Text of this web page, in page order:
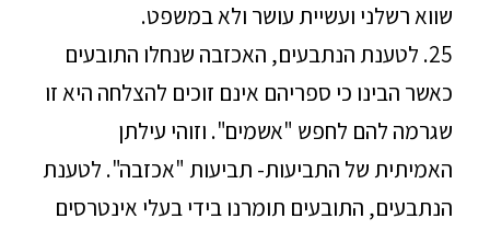
שווא רשלני ועשיית עושר ולא במשפט.
25. לטענת הנתבעים, האכזבה שנחלו התובעים
כאשר הבינו כי ספריהם אינם זוכים להצלחה היא זו
שגרמה להם לחפש "אשמים". וזוהי עילתן
האמיתית של התביעות- תביעות "אכזבה". לטענת
הנתבעים, התובעים תומרנו בידי בעלי אינטרסים